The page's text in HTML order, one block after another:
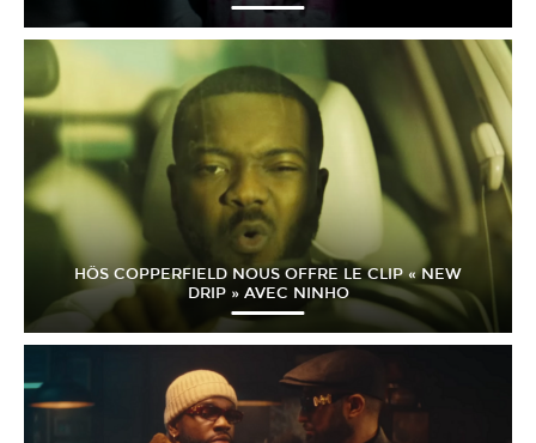
HÖS COPPERFIELD NOUS OFFRE LE CLIP « NEW
DRIP » AVEC NINHO